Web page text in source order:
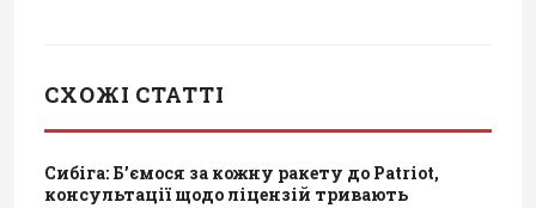
СХОЖІ СТАТТІ
Сибіга: Б’ємося за кожну ракету до Patriot,
консультації щодо ліцензій тривають